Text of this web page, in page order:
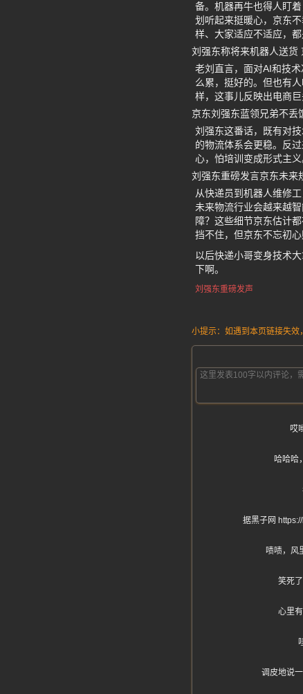
备。机器再牛也得人盯
划听起来挺暖心，京东
样、大家适应不适应，都
刘强东称将来机器人送货
老刘直言，面对AI和技
么累，挺好的。但也有
样，这事儿反映出电商
京东刘强东蓝领兄弟不丢
刘强东这番话，既有对
的物流体系会更稳。反
心，怕培训变成形式主
刘强东重磅发言京东未来
从快递员到机器人维修
未来物流行业会越来越
障？这些细节京东估计
挡不住，但京东不忘初
以后快递小哥变身技术
下啊。
刘强东重磅发声
小提示：如遇到本页链接失效
哎
哈哈哈
据黑子网
啧啧，风
笑死
心里
调皮地说